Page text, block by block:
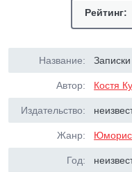
Рейтинг:
Название:
Автор: Костя
Издательство:
Жанр:
Год: